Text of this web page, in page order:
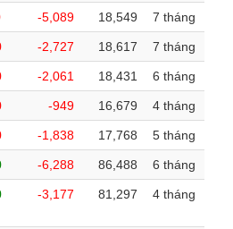
-5,089 18,549 7 tháng
-2,727 18,617 7 tháng
-2,061 18,431 6 tháng
-949 16,679 4 tháng
-1,838 17,768 5 tháng
-6,288 86,488 6 tháng
-3,177 81,297 4 tháng